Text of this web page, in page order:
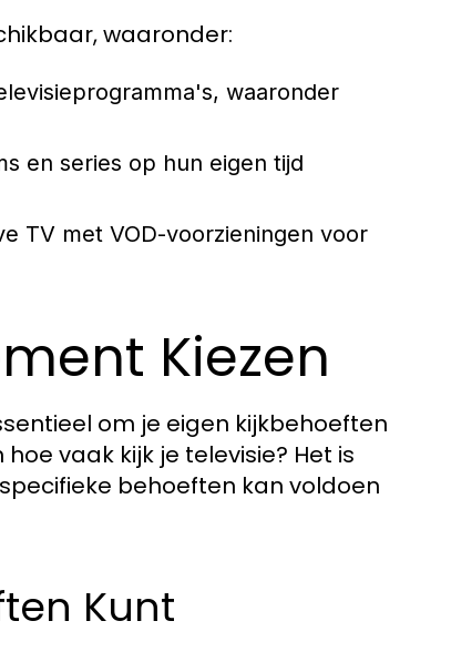
waaronder:
waaronder
en series op hun eigen tijd
TV met VOD-voorzieningen voor
Kiezen
om je eigen kijkbehoeften
vaak kijk je televisie? Het is
behoeften kan voldoen
Kunt